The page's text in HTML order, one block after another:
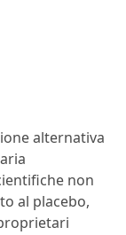
alternativa
non
al placebo,